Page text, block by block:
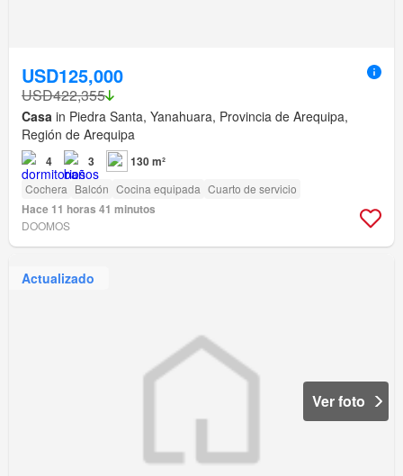
USD125,000
USD422,355
Casa in Piedra Santa, Yanahuara, Provincia de Arequipa,
Región de Arequipa
4 3 130 m²
Cochera Balcón Cocina equipada Cuarto de servicio
Hace 11 horas 41 minutos
DOOMOS
Actualizado
Ver foto